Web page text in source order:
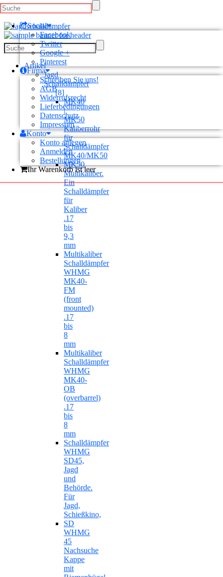
Social
Facebook
Twitter
Google +
Pinterest
Firma
Schreiben Sie uns!
AGB
Widerrufsrecht
Lieferbedingungen
Datenschutz
Impressum
Konto
Konto anlegen
Anmelden
Bestellungen
Ihr Warenkorb ist leer
Artikel
Jagd
Schalldämpfer
[8]
MK40
|
MK50
Kaliberrohr
für
Schalldämpfer
MK40/MK50
MK50
Multikaliber.
Ein
Schalldämpfer
für
Kaliber
.17
bis
9,3
mm
Multikaliber
Schalldämpfer
WHMG
MK40-
FM
(front
mounted)
.17
bis
8
mm
Multikaliber
Schalldämpfer
WHMG
MK40-
OB
(overbarrel)
.17
bis
8
mm
Schalldämpfer
WHMG
SD45,
Jagd
und
Behörde.
Für
Jagd,
Schießkino,
SD
WHMG
45
Nachsuche
Kappe
mit